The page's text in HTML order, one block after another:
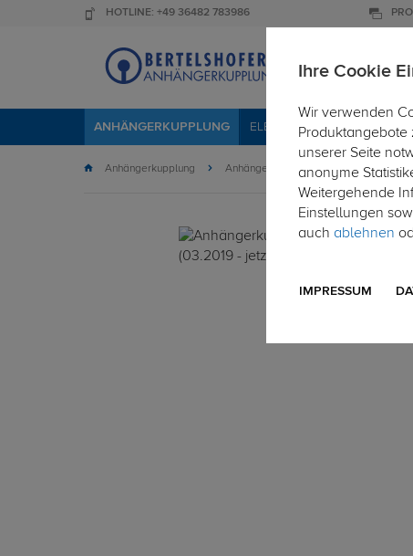
HOTLINE: +49 36482 783986
ANHÄNGERKUPPLUNG ELEKTROSÄTZE
Anhängerkupplung Anhängerkupplung abnehmbar
Ihre Cookie
Wir verwenden
unserer Seite
anonyme
Weitergehende
Einstellungen
auch ablehnen
IMPRESSUM